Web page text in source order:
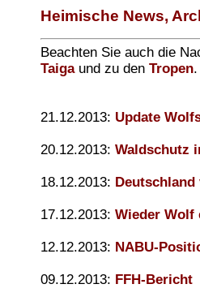
Heimische News,
Beachten Sie auch die
Taigaund zu den Tropen.
21.12.2013: Update
20.12.2013: Waldschutz
18.12.2013:
17.12.2013: Wieder Wolf
12.12.2013: NABU-
09.12.2013: FFH-Bericht